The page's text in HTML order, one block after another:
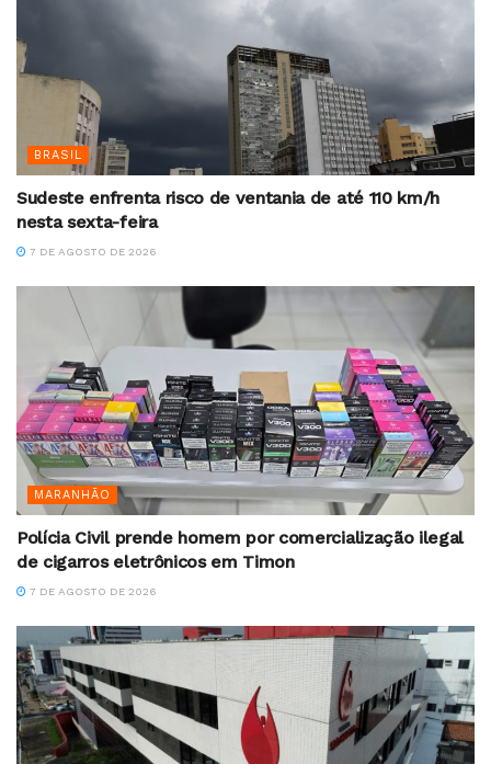
BRASIL
Sudeste enfrenta risco de ventania de até 110 km/h
nesta sexta-feira
7 DE AGOSTO DE 2026
MARANHÃO
Polícia Civil prende homem por comercialização ilegal
de cigarros eletrônicos em Timon
7 DE AGOSTO DE 2026